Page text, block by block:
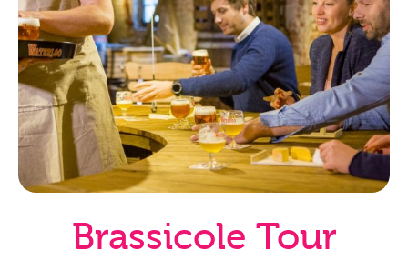
Brassicole Tour